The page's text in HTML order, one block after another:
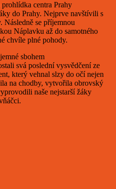
centra Prahy
do Prahy. Nejprve navštívili s
Následně se příjemnou
Náplavku až do samotného
chvíle plné pohody.
sbohem
svá poslední vysvědčení ze
který vehnal slzy do očí nejen
na chodby, vytvořila obrovský
naše nejstarší žáky